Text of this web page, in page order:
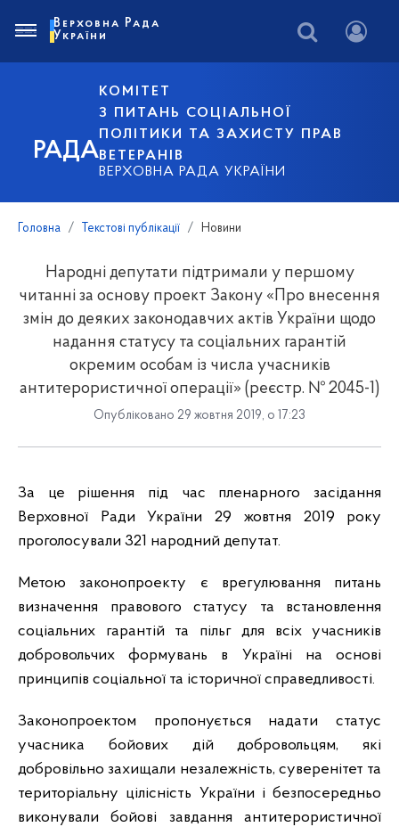
РАДА
КОМІТЕТ
З ПИТАНЬ СОЦІАЛЬНОЇ
ПОЛІТИКИ ТА ЗАХИСТУ ПРАВ
ВЕТЕРАНІВ
ВЕРХОВНА РАДА УКРАЇНИ
Верховна Рада
України
Головна Текстові публікації Новини
Народні депутати підтримали у першому
читанні за основу проект Закону «Про внесення
змін до деяких законодавчих актів України щодо
надання статусу та соціальних гарантій
окремим особам із числа учасників
антитерористичної операції» (реєстр. № 2045-1)
Опубліковано 29 жовтня 2019, о 17:23
За це рішення під час пленарного засідання
Верховної Ради України 29 жовтня 2019 року
проголосували 321 народний депутат.
Метою законопроекту є врегулювання питань
визначення правового статусу та встановлення
соціальних гарантій та пільг для всіх учасників
добровольчих формувань в Україні на основі
принципів соціальної та історичної справедливості.
Законопроектом пропонується надати статус
учасника бойових дій добровольцям, які
добровільно захищали незалежність, суверенітет та
територіальну цілісність України і безпосередньо
виконували бойові завдання антитерористичної